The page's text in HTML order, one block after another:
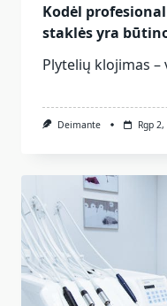
Kodėl
staklės yra
Plytelių klojimas –
Deimante Rgp